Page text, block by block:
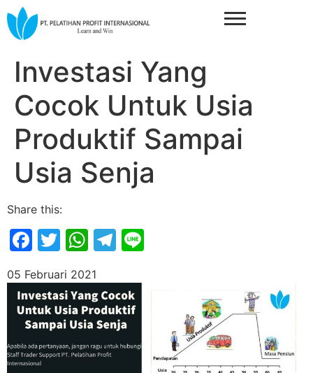
Investasi Yang
Cocok Untuk Usia
Produktif Sampai
Usia Senja
Share this:
Facebook
Twitter
WhatsApp
Telegram
05 Februari 2021